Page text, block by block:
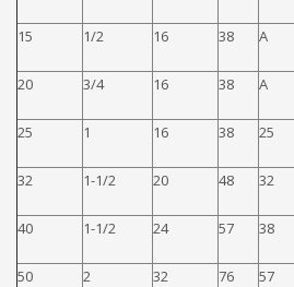
15 1/2 16 38 A
20 3/4 16 38 A
25 1 16 38 25
32 1-1/2 20 48 32
40 1-1/2 24 57 38
50 2 32 76 57